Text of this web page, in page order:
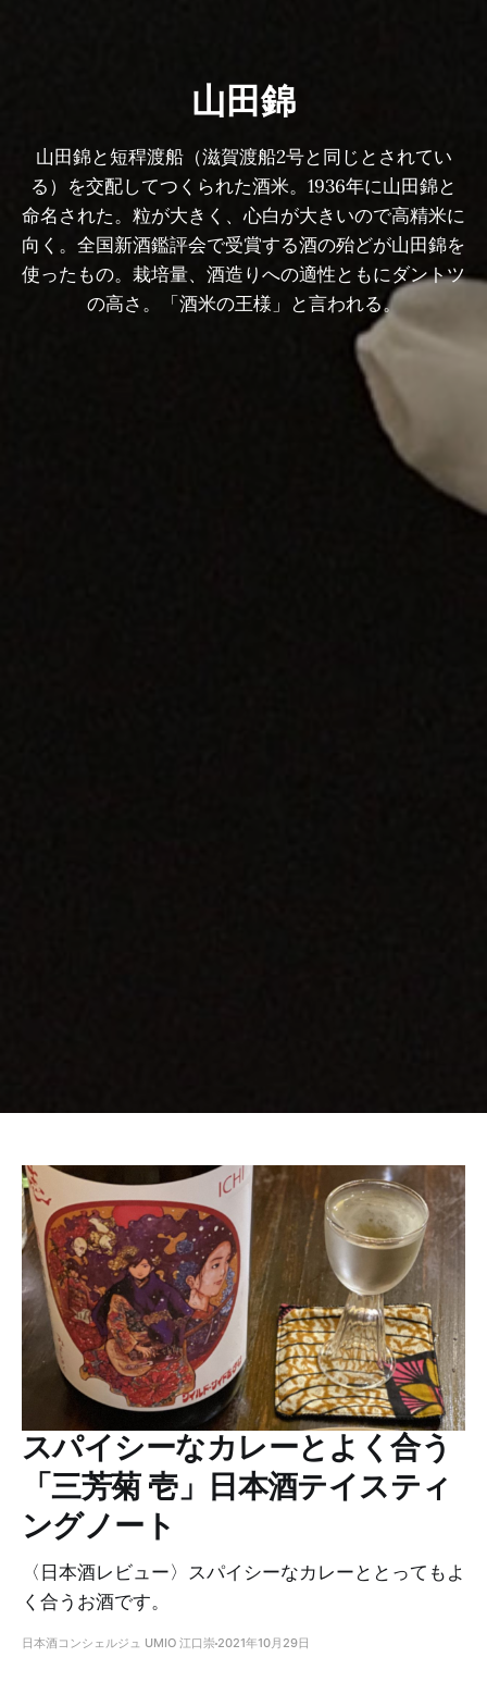
山田錦
山田錦と短稈渡船（滋賀渡船2号と同じとされてい
る）を交配してつくられた酒米。1936年に山田錦と
命名された。粒が大きく、心白が大きいので高精米に
向く。全国新酒鑑評会で受賞する酒の殆どが山田錦を
使ったもの。栽培量、酒造りへの適性ともにダントツ
の高さ。「酒米の王様」と言われる。
スパイシーなカレーとよく合う
「三芳菊 壱」日本酒テイスティ
ングノート
〈日本酒レビュー〉スパイシーなカレーととってもよ
く合うお酒です。
日本酒コンシェルジュ UMIO 江口崇 2021年10月29日